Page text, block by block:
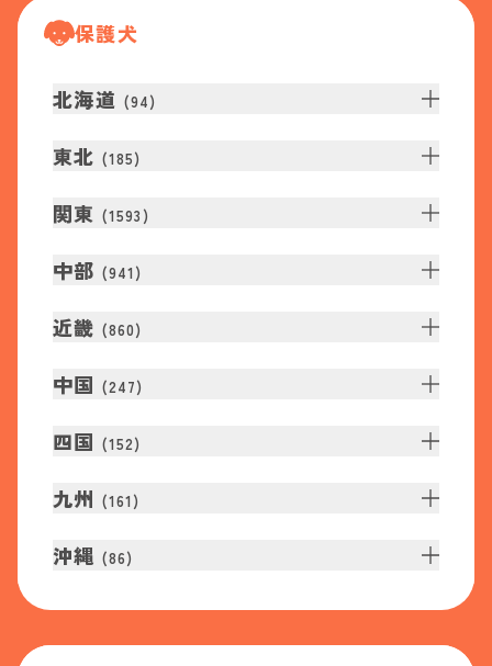
保護犬
北海道 (94)
東北 (185)
関東 (1593 )
中部 (941 )
近畿 (860)
中国 (247)
四国 (152)
九州 (161 )
沖縄 (86)